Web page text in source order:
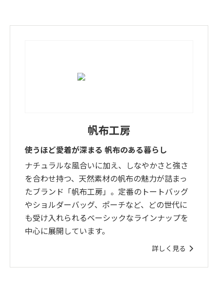
帆布工房
使うほど愛着が深まる 帆布のある暮らし
ナチュラルな風合いに加え、しなやかさと強さ
を合わせ持つ、天然素材の帆布の魅力が詰まっ
たブランド「帆布工房」。定番のトートバッグ
やショルダーバッグ、ポーチなど、どの世代に
も受け入れられるベーシックなラインナップを
中心に展開しています。
詳しく見る